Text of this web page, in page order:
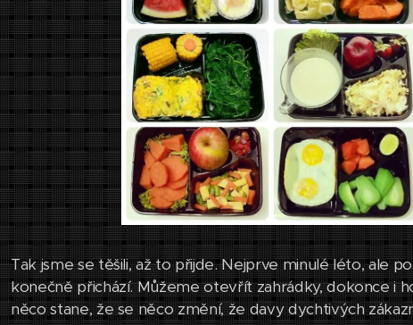
Tak jsme se těšili, až to přijde. Nejprve minulé léto, ale
konečně přichází. Můžeme otevřít zahrádky, dokonce i
něco stane, že se něco změní, že davy dychtivých